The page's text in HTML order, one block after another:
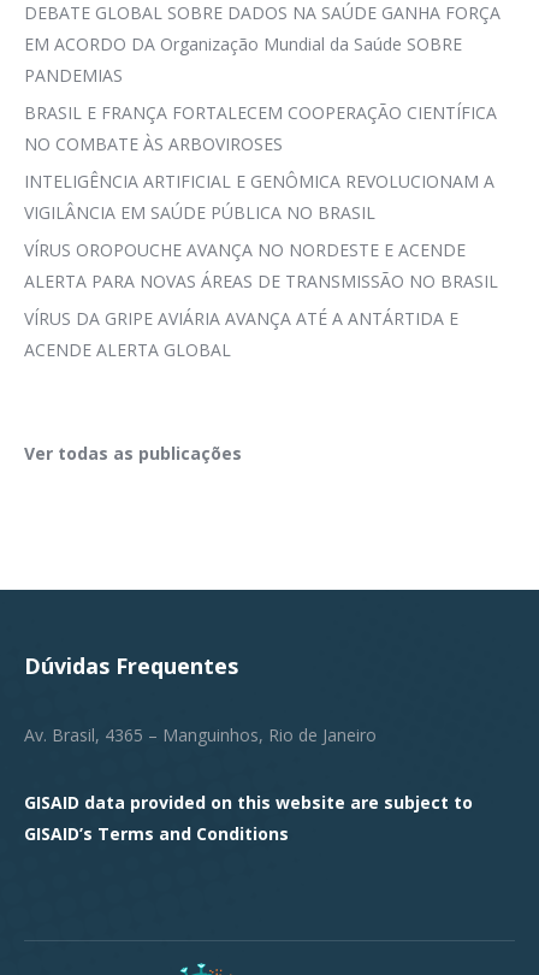
DEBATE GLOBAL SOBRE DADOS NA SAÚDE GANHA FORÇA
EM ACORDO DA Organização Mundial da Saúde SOBRE
PANDEMIAS
BRASIL E FRANÇA FORTALECEM COOPERAÇÃO CIENTÍFICA
NO COMBATE ÀS ARBOVIROSES
INTELIGÊNCIA ARTIFICIAL E GENÔMICA REVOLUCIONAM A
VIGILÂNCIA EM SAÚDE PÚBLICA NO BRASIL
VÍRUS OROPOUCHE AVANÇA NO NORDESTE E ACENDE
ALERTA PARA NOVAS ÁREAS DE TRANSMISSÃO NO BRASIL
VÍRUS DA GRIPE AVIÁRIA AVANÇA ATÉ A ANTÁRTIDA E
ACENDE ALERTA GLOBAL
Ver todas as publicações
Dúvidas Frequentes
Av. Brasil, 4365 – Manguinhos, Rio de Janeiro
GISAID data provided on this website are subject to
GISAID’s Terms and Conditions